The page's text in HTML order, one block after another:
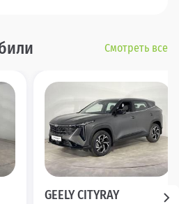
Смотреть все
GEELY CITYRAY